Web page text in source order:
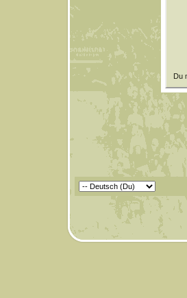
Du